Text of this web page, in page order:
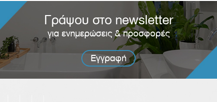
Γράψου στο newsletter
για ενημερώσεις & προσφορές
Εγγραφή